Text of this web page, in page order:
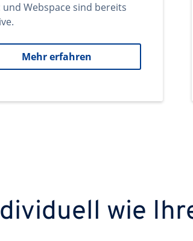
und Webspace sind bereits
Mehr erfahren
wie